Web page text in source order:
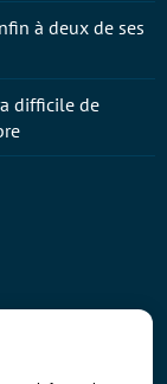
à deux de ses
difficile de